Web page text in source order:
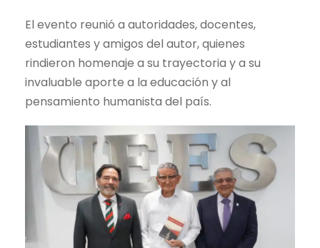
El evento reunió a autoridades, docentes,
estudiantes y amigos del autor, quienes
rindieron homenaje a su trayectoria y a su
invaluable aporte a la educación y al
pensamiento humanista del país.